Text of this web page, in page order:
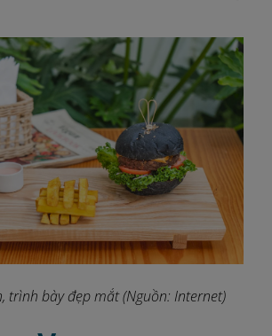
trình bày đẹp mắt (Nguồn: Internet)